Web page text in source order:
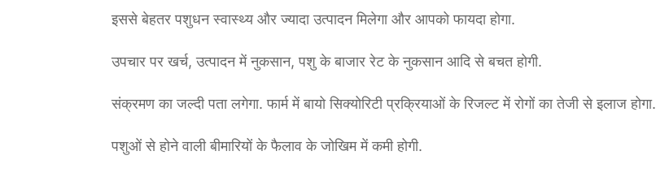
इससे बेहतर पशुधन स्वास्थ्य और ज्यादा उत्पादन मिलेगा और आपको फायदा होगा.
उपचार पर खर्च, उत्पादन में नुकसान, पशु के बाजार रेट के नुकसान आदि से बचत होगी.
संक्रमण का जल्दी पता लगेगा. फार्म में बायो सिक्योरिटी प्रक्रियाओं के रिजल्ट में रोगों का तेजी से इलाज होगा.
पशुओं से होने वाली बीमारियों के फैलाव के जोखिम में कमी होगी.